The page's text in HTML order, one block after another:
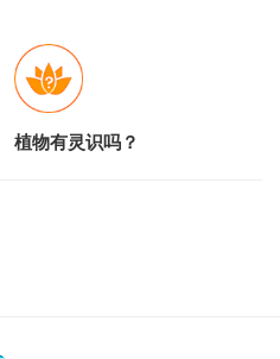
植物有灵识吗？